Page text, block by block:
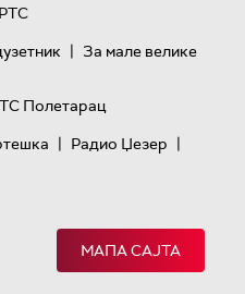
| За мале велике
Полетарац
| Радио Џезер |
МАПА САЈТА